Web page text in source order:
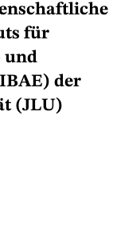
für
und
der
(JLU)